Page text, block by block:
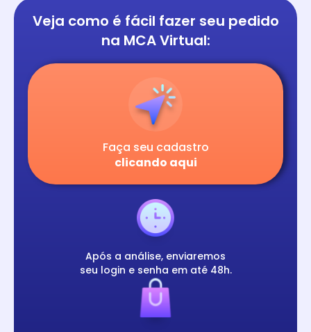
Veja como é fácil fazer seu pedido
na MCA Virtual:
Faça seu cadastro
clicando aqui
Após a análise, enviaremos
seu login e senha em até 48h.